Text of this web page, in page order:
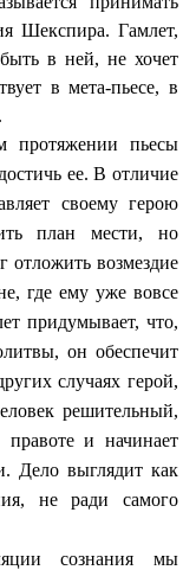
Шекспира. Гамлет,
в ней, не хочет
в мета-пьесе, в
протяжении пьесы
достичь ее. В отличие
своему герою
план мести, но
отложить возмездие
где ему уже вовсе
придумывает, что,
он обеспечит
случаях герой,
решительный,
правоте и начинает
Дело выглядит как
не ради самого
сознания мы